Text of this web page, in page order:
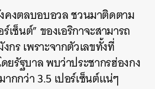
คงตลบอบอวล ชวนมาติดตาม
เซ็นต์” ของเอริกาจะสามารถ
กร เพราะจากตัวเลขทั้งที่
ยรัฐบาล พบว่าประชากรฮ่องกง
กกว่า 3.5 เปอร์เซ็นต์แน่ๆ